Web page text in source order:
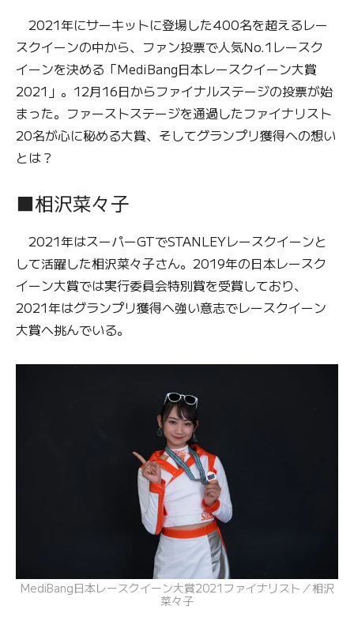
2021年にサーキットに登場した400名を超えるレー
スクイーンの中から、ファン投票で人気No.1レースク
イーンを決める「MediBang日本レースクイーン大賞
2021」。12月16日からファイナルステージの投票が始
まった。ファーストステージを通過したファイナリスト
20名が心に秘める大賞、そしてグランプリ獲得への想い
とは？
■相沢菜々子
2021年はスーパーGTでSTANLEYレースクイーンと
して活躍した相沢菜々子さん。2019年の日本レースク
イーン大賞では実行委員会特別賞を受賞しており、
2021年はグランプリ獲得へ強い意志でレースクイーン
大賞へ挑んでいる。
MediBang日本レースクイーン大賞2021ファイナリスト／相沢
菜々子